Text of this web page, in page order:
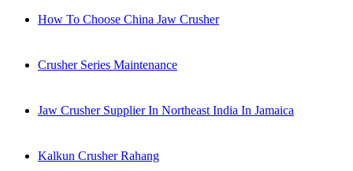
How To Choose China Jaw Crusher
Crusher Series Maintenance
Jaw Crusher Supplier In Northeast India In Jamaica
Kalkun Crusher Rahang